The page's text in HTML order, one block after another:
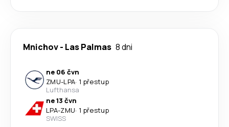
Mnichov- Las Palmas 8 dni
ne 06 čvn
ZMU-LPA· 1 přestup
Lufthansa
ne 13 čvn
LPA-ZMU· 1 přestup
SWISS